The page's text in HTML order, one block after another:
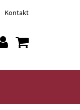
Kontakt